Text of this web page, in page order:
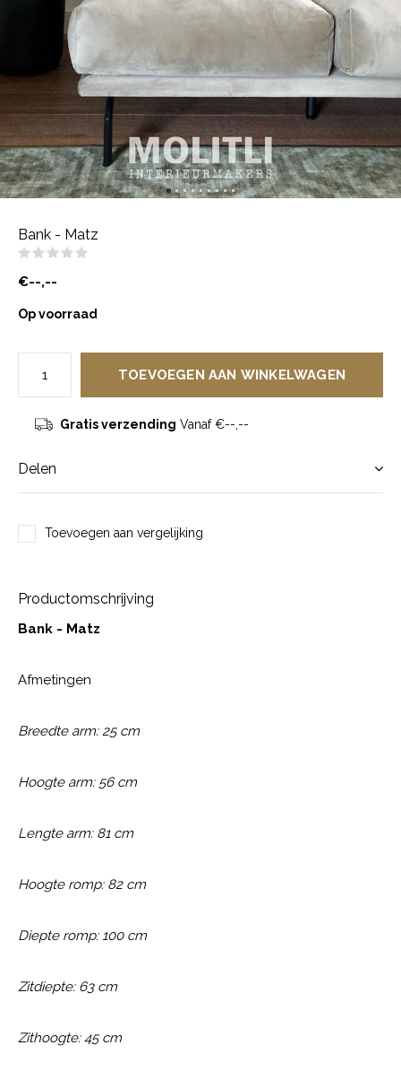
Bank - Matz
€--,--
Op voorraad
TOEVOEGEN AAN WINKELWAGEN
Gratis verzending Vanaf €--,--
Delen
Toevoegen aan vergelijking
Productomschrijving
Bank - Matz
Afmetingen
Breedte arm: 25 cm
Hoogte arm: 56 cm
Lengte arm: 81 cm
Hoogte romp: 82 cm
Diepte romp: 100 cm
Zitdiepte: 63 cm
Zithoogte: 45 cm